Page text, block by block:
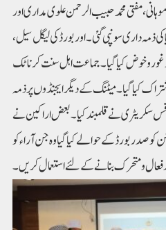
مفتی محمد حبیب الرحمن علوی مداری اور
ذمہ داری سونپی گئی۔اور بورڈ کی لیگل سیل،
غوروخوض کیا گیا۔جماعت اہل سنت کرناٹک
کیا گیا۔ میٹنگ کے دیگر ایجنڈوں پر ذمہ
سکریٹری نے قلمبند کیا۔ بعض اراکین نے
کو صدر بورڈ کے حوالے کیا گیا وہ جن آراء کو
فعال و متحرک بنانے کے لئے استعمال کریں۔